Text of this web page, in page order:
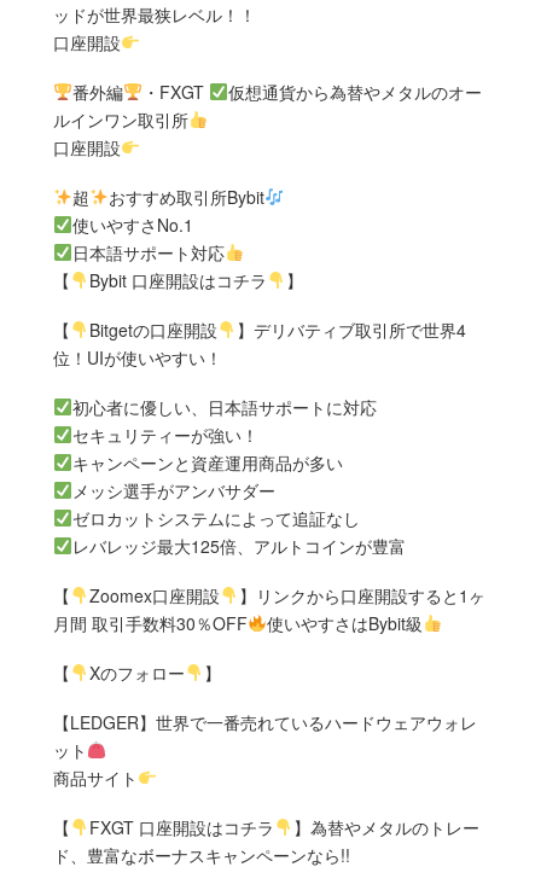
ッドが世界最狭レベル！！
口座開設
番外編 ・FXGT
仮想通貨から為替やメタルのオー
ルインワン取引所
口座開設
超
おすすめ取引所Bybit
使いやすさNo.1
日本語サポート対応
【
Bybit 口座開設はコチラ 】
【 Bitgetの口座開設
】デリバティブ取引所で世界4
位！UIが使いやすい！
初心者に優しい、日本語サポートに対応
セキュリティーが強い！
キャンペーンと資産運用商品が多い
メッシ選手がアンバサダー
ゼロカットシステムによって追証なし
レバレッジ最大125倍、アルトコインが豊富
【 Zoomex口座開設
】リンクから口座開設すると1ヶ
月間 取引手数料30％OFF
使いやすさはBybit級
【 Xのフォロー 】
【LEDGER】世界で一番売れているハードウェアウォレ
ット
商品サイト
【 FXGT 口座開設はコチラ
】為替やメタルのトレー
ド、豊富なボーナスキャンペーンなら!!